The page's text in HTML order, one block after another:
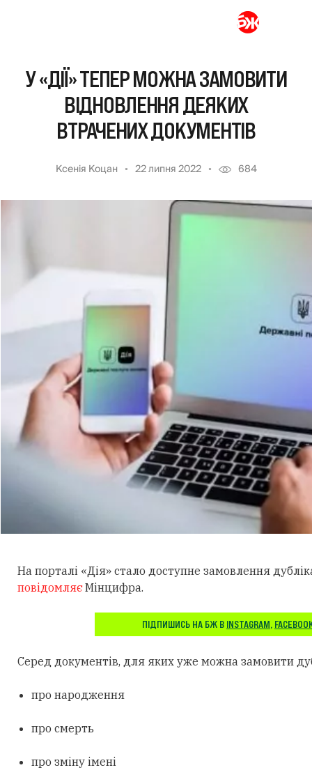
У «ДІЇ» ТЕПЕР МОЖНА ЗАМОВИТИ
ВІДНОВЛЕННЯ ДЕЯКИХ
ВТРАЧЕНИХ ДОКУМЕНТІВ
Ксенія Коцан 22 липня 2022 684
На порталі «Дія» стало доступне замовлення
повідомляєМінцифра.
ПІДПИШИСЬ НА БЖ В INSTAGRAM,
Серед документів, для яких уже можна замовити
про народження
про смерть
про зміну імені